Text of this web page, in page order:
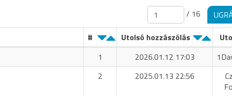
/ 16
# Utolsó hozzászólás
1 2026.01.12 17:03
2 2025.01.13 22:56